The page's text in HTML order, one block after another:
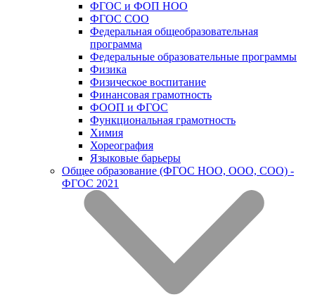
ФГОС и ФОП НОО
ФГОС СОО
Федеральная общеобразовательная
программа
Федеральные образовательные программы
Физика
Физическое воспитание
Финансовая грамотность
ФООП и ФГОС
Функциональная грамотность
Химия
Хореография
Языковые барьеры
Общее образование (ФГОС НОО, ООО, СОО) -
ФГОС 2021